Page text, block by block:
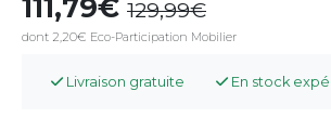
111,79 129,99
dont 2,20€ Eco-Participation Mobilier
Livraison gratuite En stock